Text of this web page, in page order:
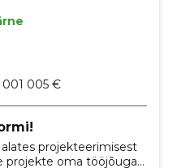
001 005 €
projekteerimisest
projekte oma tööjõuga